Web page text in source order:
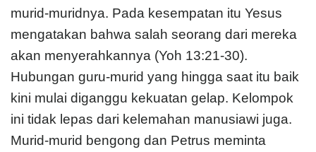
murid-muridnya. Pada kesempatan itu Yesus
mengatakan bahwa salah seorang dari mereka
akan menyerahkannya (Yoh 13:21-30).
Hubungan guru-murid yang hingga saat itu baik
kini mulai diganggu kekuatan gelap. Kelompok
ini tidak lepas dari kelemahan manusiawi juga.
Murid-murid bengong dan Petrus meminta